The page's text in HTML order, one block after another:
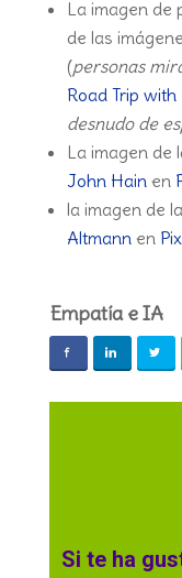
La imagen de
de las
(personas
Road Trip with
desnudo de
La imagen de
John Hainen
la imagen de
Altmannen
Empatía e IA
Si te ha